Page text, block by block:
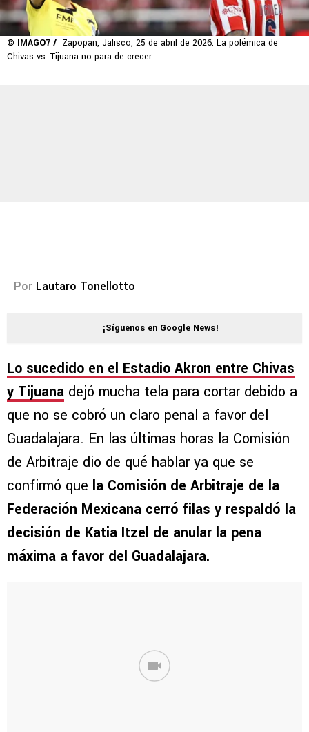
© IMAGO7 / Zapopan, Jalisco, 25 de abril de 2026. La polémica de
Chivas vs. Tijuana no para de crecer.
Por Lautaro Tonellotto
¡Síguenos en Google News!
Lo sucedido en el Estadio Akron entre Chivas
y Tijuana dejó mucha tela para cortar debido a
que no se cobró un claro penal a favor del
Guadalajara. En las últimas horas la Comisión
de Arbitraje dio de qué hablar ya que se
confirmó que la Comisión de Arbitraje de la
Federación Mexicana cerró filas y respaldó la
decisión de Katia Itzel de anular la pena
máxima a favor del Guadalajara.